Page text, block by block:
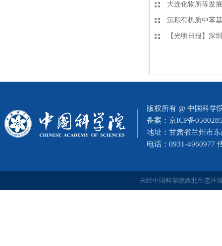
大连化物所等发
沉积有机质中苯
【光明日报】深
版权所有 @ 中国科学
备案： 京ICP备
地址：甘肃省兰州市
电话：0931-4960977
未经中国科学院西北生态环